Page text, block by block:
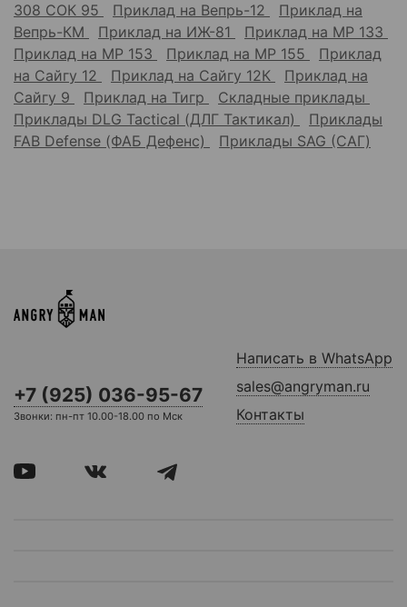
308 СОК 95
Приклад на Вепрь-12
Приклад на
Вепрь-КМ
Приклад на ИЖ-81
Приклад на МР 133
Приклад на МР 153
Приклад на МР 155
Приклад
на Сайгу 12
Приклад на Сайгу 12К
Приклад на
Сайгу 9
Приклад на Тигр
Складные приклады
Приклады DLG Tactical (ДЛГ Тактикал)
Приклады
FAB Defense (ФАБ Дефенс)
Приклады SAG (САГ)
+7 (925) 036-95-67
Звонки: пн-пт 10.00-18.00 по Мск
Написать в WhatsApp
sales@angryman.ru
Контакты